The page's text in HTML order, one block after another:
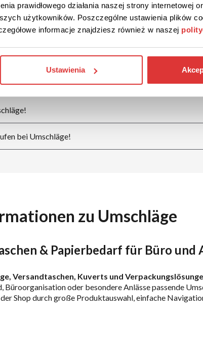
prawidłowego działania naszej strony internetowej
użytkowników. Poszczególne ustawienia plików
informacje znajdziesz również w naszej
Ustawienia
Umschläge!
bei Umschläge!
zu Umschläge
& Papierbedarf für Büro und
Versandtaschen, Kuverts und
Büroorganisation oder besondere Anlässe passende
Shop durch große Produktauswahl, einfache